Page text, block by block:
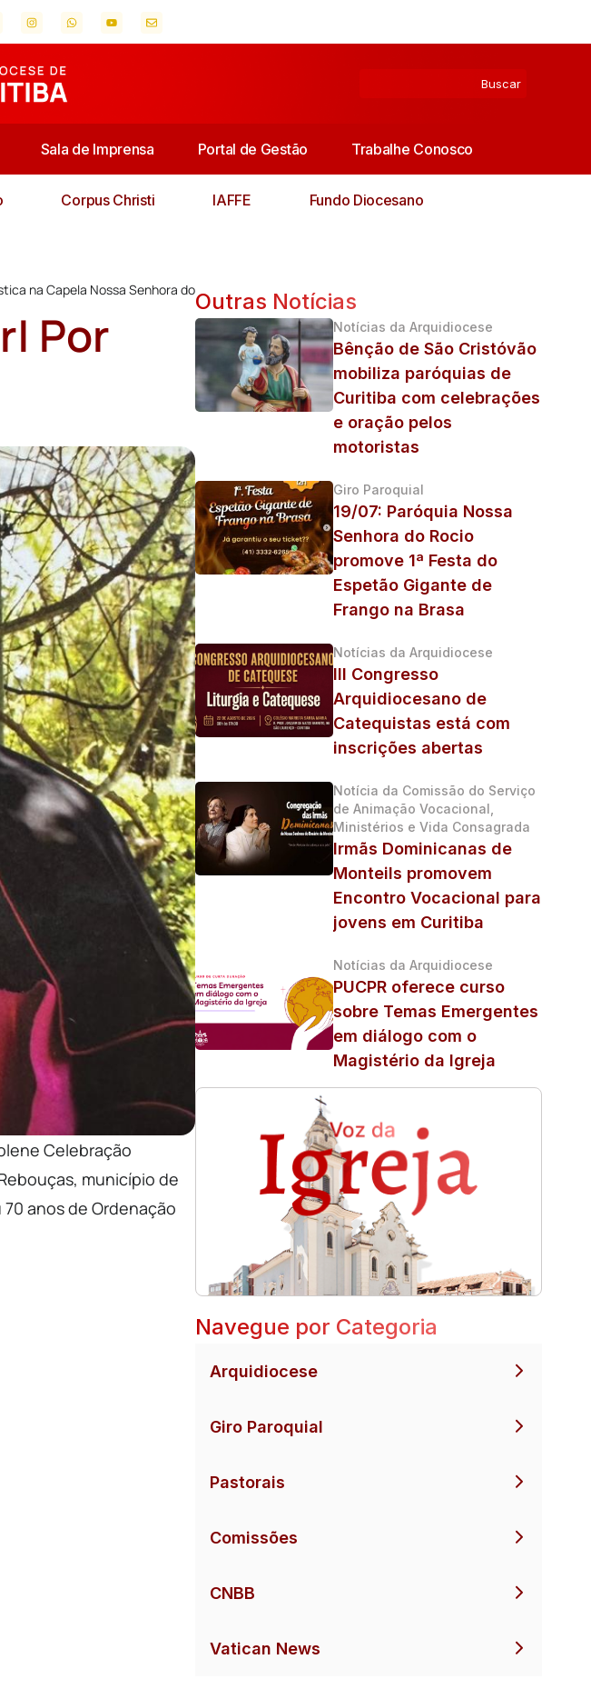
Sala de Imprensa Portal de Gestão Trabalhe Conosco
Corpus Christi IAFFE Fundo Diocesano
na Capela Nossa Senhora do
Por
Celebração
município de
anos de Ordenação
Outras Notícias
Notícias da Arquidiocese
Bênção de São Cristóvão
mobiliza paróquias de
Curitiba com celebrações
e oração pelos
motoristas
Giro Paroquial
19/07: Paróquia Nossa
Senhora do Rocio
promove 1ª Festa do
Espetão Gigante de
Frango na Brasa
Notícias da Arquidiocese
III Congresso
Arquidiocesano de
Catequistas está com
inscrições abertas
Notícia da Comissão do Serviço
de Animação Vocacional,
Ministérios e Vida Consagrada
Irmãs Dominicanas de
Monteils promovem
Encontro Vocacional para
jovens em Curitiba
Notícias da Arquidiocese
PUCPR oferece curso
sobre Temas Emergentes
em diálogo com o
Magistério da Igreja
Navegue por Categoria
Arquidiocese
Giro Paroquial
Pastorais
Comissões
CNBB
Vatican News